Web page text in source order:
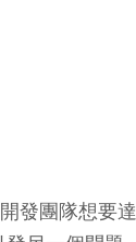
發團隊想要